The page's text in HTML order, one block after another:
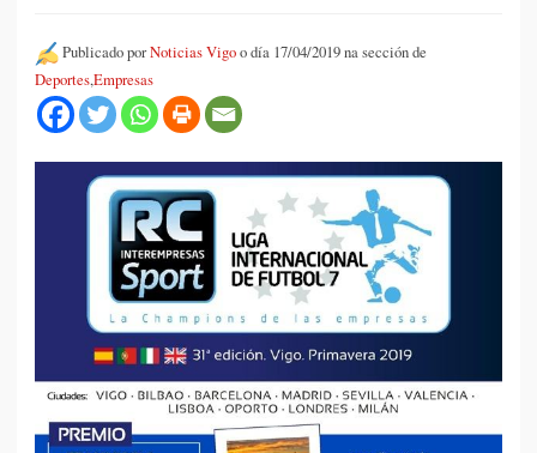
Publicado porNoticias Vigoo día 17/04/2019 na sección de
Deportes,Empresas